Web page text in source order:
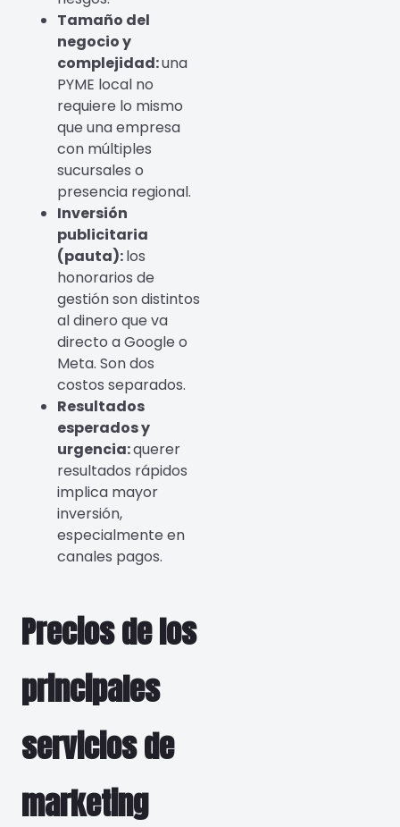
Tamaño del
negocio y
complejidad:una
PYME local no
requiere lo mismo
que una empresa
con múltiples
sucursales o
presencia regional.
Inversión
publicitaria
(pauta):los
honorarios de
gestión son distintos
al dinero que va
directo a Google o
Meta. Son dos
costos separados.
Resultados
esperados y
urgencia:querer
resultados rápidos
implica mayor
inversión,
especialmente en
canales pagos.
Precios de los
principales
servicios de
marketing